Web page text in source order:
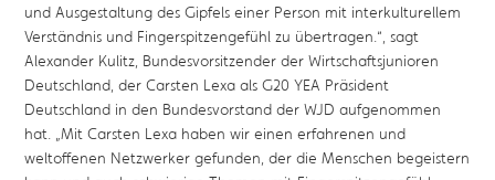
und Ausgestaltung des Gipfels einer Person mit interkulturellem
Verständnis und Fingerspitzengefühl zu übertragen.“, sagt
Alexander Kulitz, Bundesvorsitzender der Wirtschaftsjunioren
Deutschland, der Carsten Lexa als G20 YEA Präsident
Deutschland in den Bundesvorstand der WJD aufgenommen
hat. „Mit Carsten Lexa haben wir einen erfahrenen und
weltoffenen Netzwerker gefunden, der die Menschen begeistern